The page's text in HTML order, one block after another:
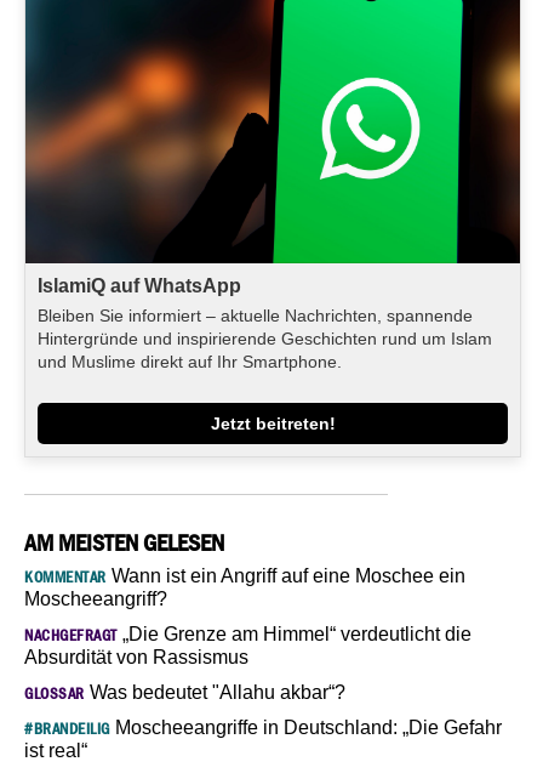
IslamiQ auf WhatsApp
Bleiben Sie informiert – aktuelle Nachrichten, spannende
Hintergründe und inspirierende Geschichten rund um Islam
und Muslime direkt auf Ihr Smartphone.
Jetzt beitreten!
AM MEISTEN GELESEN
KOMMENTAR Wann ist ein Angriff auf eine Moschee ein
Moscheeangriff?
NACHGEFRAGT„Die Grenze am Himmel“ verdeutlicht die
Absurdität von Rassismus
GLOSSAR Was bedeutet "Allahu akbar“?
#BRANDEILIGMoscheeangriffe in Deutschland: „Die Gefahr
ist real“